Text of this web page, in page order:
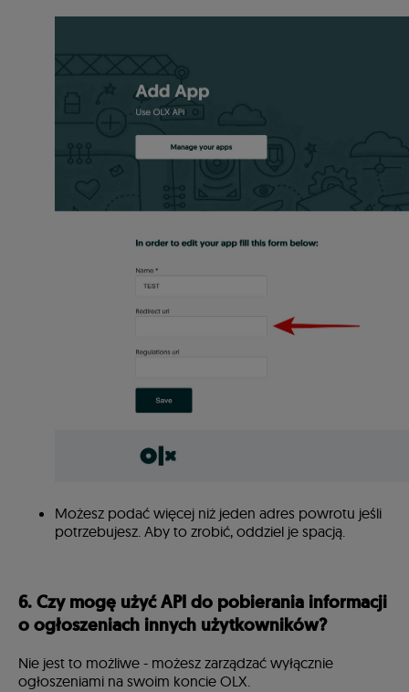
Możesz podać więcej niż jeden adres powrotu jeśli
potrzebujesz. Aby to zrobić, oddziel je spacją.
6. Czy mogę użyć API do pobierania informacji
o ogłoszeniach innych użytkowników?
Nie jest to możliwe - możesz zarządzać wyłącznie
ogłoszeniami na swoim koncie OLX.